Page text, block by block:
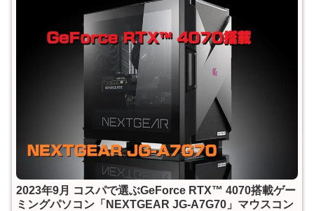
2023年9月 コスパで選ぶGeForce RTX™ 4070搭載ゲー
ミングパソコン「NEXTGEAR JG-A7G70」マウスコン